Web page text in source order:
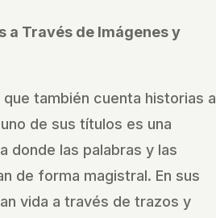
a Través de Imágenes y
también cuenta historias a
de sus títulos es una
donde las palabras y las
de forma magistral. En sus
vida a través de trazos y